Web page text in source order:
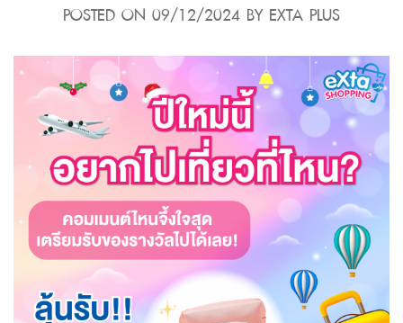
POSTED ON 09/12/2024 BY EXTA PLUS